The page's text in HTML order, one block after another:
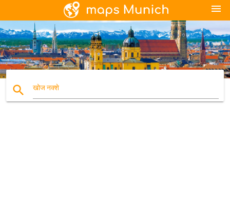
menu
search खोज नक्शे